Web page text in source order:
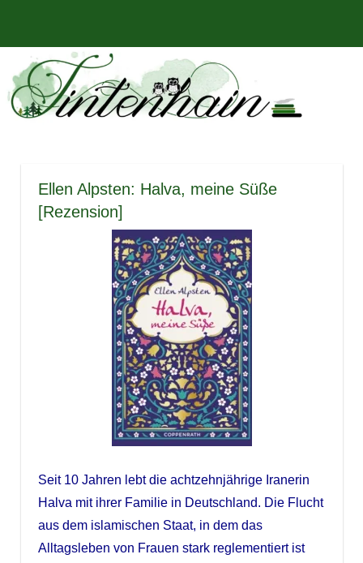
springen
Tintenhain
–
Der
Rezensionen
und
mehr
Ellen Alpsten: Halva, meine Süße
[Rezension]
Seit 10 Jahren lebt die achtzehnjährige Iranerin
Halva mit ihrer Familie in Deutschland. Die Flucht
aus dem islamischen Staat, in dem das
Alltagsleben von Frauen stark reglementiert ist